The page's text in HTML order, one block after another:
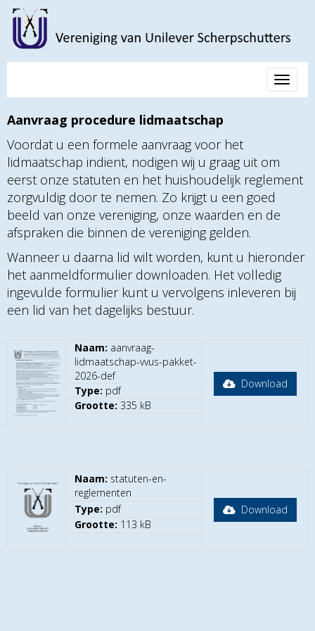
Toggle
Aanvraag procedure lidmaatschap
Voordat u een formele aanvraag voor het
lidmaatschap indient, nodigen wij u graag uit om
eerst onze statuten en het huishoudelijk reglement
zorgvuldig door te nemen. Zo krijgt u een goed
beeld van onze vereniging, onze waarden en de
afspraken die binnen de vereniging gelden.
Wanneer u daarna lid wilt worden, kunt u hieronder
het aanmeldformulier downloaden. Het volledig
ingevulde formulier kunt u vervolgens inleveren bij
een lid van het dagelijks bestuur.
Naam: aanvraag-
lidmaatschap-vvus-pakket-
2026-def
Download
Type: pdf
Grootte: 335 kB
Naam: statuten-en-
reglementen
Download
Type: pdf
Grootte: 113 kB